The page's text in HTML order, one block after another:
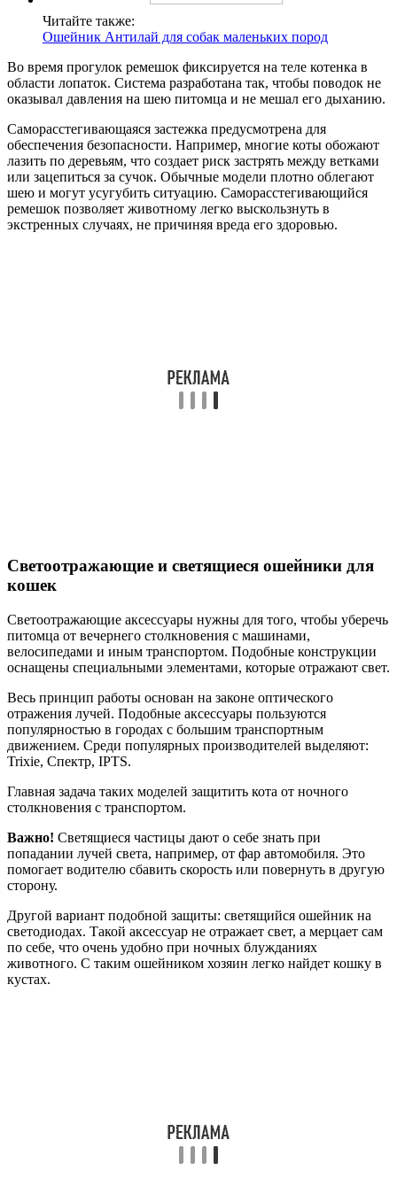
Читайте также:
Ошейник Антилай для собак маленьких пород
Во время прогулок ремешок фиксируется на теле котенка в
области лопаток. Система разработана так, чтобы поводок не
оказывал давления на шею питомца и не мешал его дыханию.
Саморасстегивающаяся застежка предусмотрена для
обеспечения безопасности. Например, многие коты обожают
лазить по деревьям, что создает риск застрять между ветками
или зацепиться за сучок. Обычные модели плотно облегают
шею и могут усугубить ситуацию. Саморасстегивающийся
ремешок позволяет животному легко выскользнуть в
экстренных случаях, не причиняя вреда его здоровью.
Светоотражающие и светящиеся ошейники для
кошек
Светоотражающие аксессуары нужны для того, чтобы уберечь
питомца от вечернего столкновения с машинами,
велосипедами и иным транспортом. Подобные конструкции
оснащены специальными элементами, которые отражают свет.
Весь принцип работы основан на законе оптического
отражения лучей. Подобные аксессуары пользуются
популярностью в городах с большим транспортным
движением. Среди популярных производителей выделяют:
Trixie, Спектр, IPTS.
Главная задача таких моделей защитить кота от ночного
столкновения с транспортом.
Важно! Светящиеся частицы дают о себе знать при
попадании лучей света, например, от фар автомобиля. Это
помогает водителю сбавить скорость или повернуть в другую
сторону.
Другой вариант подобной защиты: светящийся ошейник на
светодиодах. Такой аксессуар не отражает свет, а мерцает сам
по себе, что очень удобно при ночных блужданиях
животного. С таким ошейником хозяин легко найдет кошку в
кустах.